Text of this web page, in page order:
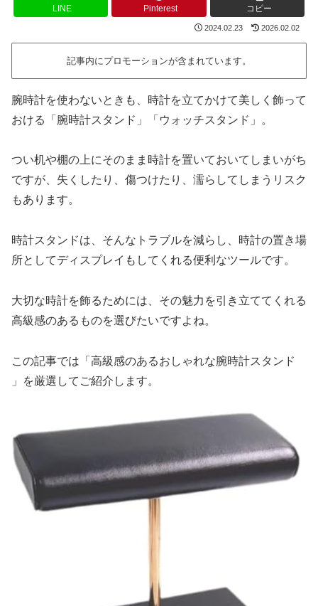
LINE Pinterest コピー
2024.02.23 2026.02.02
記事内にプロモーションが含まれています。
腕時計を使わないときも、時計を立てかけて美しく飾って
おける「腕時計スタンド」「ウォッチスタンド」。
つい机や棚の上にそのまま時計を置いておいてしまいがち
ですが、失くしたり、傷つけたり、濡らしてしまうリスク
もあります。
時計スタンドは、そんなトラブルを減らし、時計の置き場
所としてディスプレイもしてくれる便利なツールです。
大切な時計を飾るためには、その魅力を引き立ててくれる
高級感のあるものを選びたいですよね。
この記事では「高級感のあるおしゃれな腕時計スタンド
」を厳選してご紹介します。